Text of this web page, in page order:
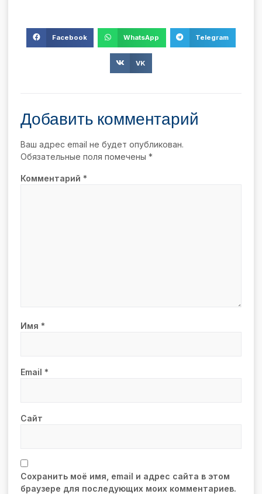
Facebook WhatsApp Telegram
VK
Добавить комментарий
Ваш адрес email не будет опубликован.
Обязательные поля помечены *
Комментарий *
Имя *
Email *
Сайт
Сохранить моё имя, email и адрес сайта в этом
браузере для последующих моих комментариев.